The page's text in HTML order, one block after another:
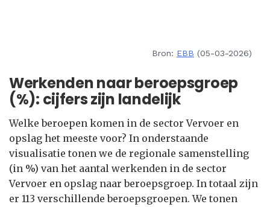
Bron: EBB (05-03-2026)
Werkenden naar beroepsgroep
(%): cijfers zijn landelijk
Welke beroepen komen in de sector Vervoer en
opslag het meeste voor? In onderstaande
visualisatie tonen we de regionale samenstelling
(in %) van het aantal werkenden in de sector
Vervoer en opslag naar beroepsgroep. In totaal zijn
er 113 verschillende beroepsgroepen. We tonen